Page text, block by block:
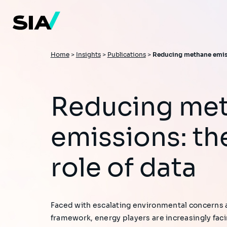
main
content
Breadcrumb
Home> Insights> Publications> Reducing methane
Reducing methane
emissions:
role of data
Faced with escalating environmental concerns
framework, energy players are increasingly